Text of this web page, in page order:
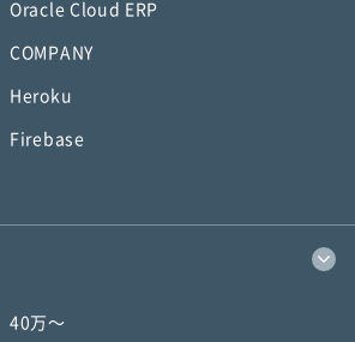
Oracle Cloud ERP
COMPANY
Heroku
Firebase
40万〜